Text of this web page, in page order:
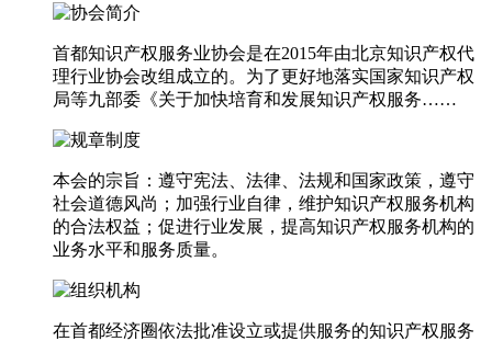
首都知识产权服务业协会是在2015年由北京知识产权代
理行业协会改组成立的。为了更好地落实国家知识产权
局等九部委《关于加快培育和发展知识产权服务……
本会的宗旨：遵守宪法、法律、法规和国家政策，遵守
社会道德风尚；加强行业自律，维护知识产权服务机构
的合法权益；促进行业发展，提高知识产权服务机构的
业务水平和服务质量。
在首都经济圈依法批准设立或提供服务的知识产权服务